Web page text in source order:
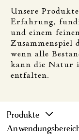
Unsere
Erfahrung,
und einem
wenn alle
kann die Natur
entfalten.
Produkte